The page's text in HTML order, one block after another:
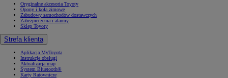
Oryginalne akcesoria Toyoty
Opony i koła zimowe
Zabudowy samochodów dostawczych
Zabezpieczenia i alarmy
Sklep Toyoty
Strefa klienta
Aplikacja MyToyota
Instrukcje obsługi
Aktualizacja map
System Bluetooth®
Karty Ratownicze